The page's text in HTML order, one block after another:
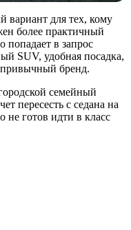
вариант для тех, кому
более практичный
попадает в запрос
SUV, удобная посадка,
бренд.
семейный
пересесть с седана на
не готов идти в класс